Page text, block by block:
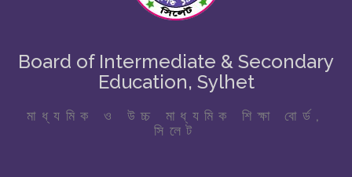
Board of Intermediate & Secondary
Education, Sylhet
মাধ্যমিক ও উচ্চ মাধ্যমিক শিক্ষা বোর্ড,
সিলেট